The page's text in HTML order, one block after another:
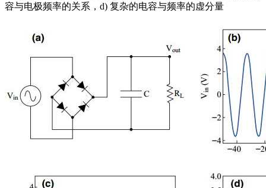
容与电极频率的关系，d) 复杂的电容与频率的虚分量